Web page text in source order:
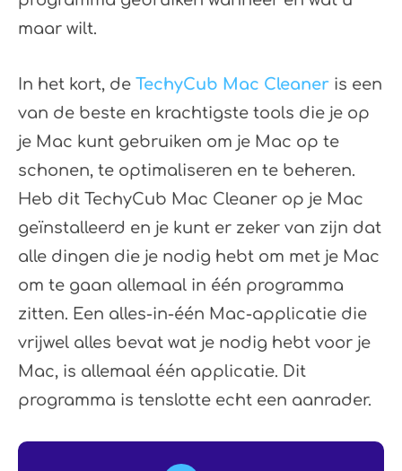
maar wilt.
In het kort, de TechyCub Mac Cleaner is een
van de beste en krachtigste tools die je op
je Mac kunt gebruiken om je Mac op te
schonen, te optimaliseren en te beheren.
Heb dit TechyCub Mac Cleaner op je Mac
geïnstalleerd en je kunt er zeker van zijn dat
alle dingen die je nodig hebt om met je Mac
om te gaan allemaal in één programma
zitten. Een alles-in-één Mac-applicatie die
vrijwel alles bevat wat je nodig hebt voor je
Mac, is allemaal één applicatie. Dit
programma is tenslotte echt een aanrader.